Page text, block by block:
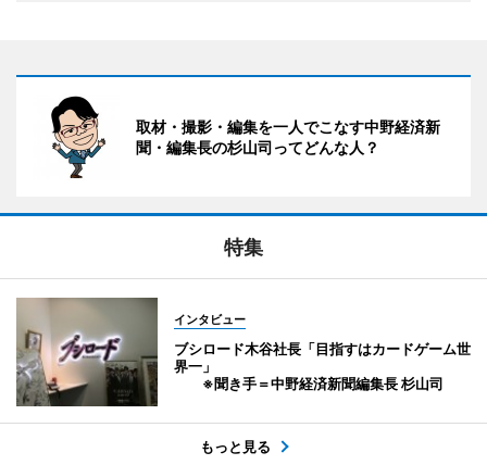
取材・撮影・編集を一人でこなす中野経済新
聞・編集長の杉山司ってどんな人？
特集
インタビュー
ブシロード木谷社長「目指すはカードゲーム世
界一」
※聞き手＝中野経済新聞編集長 杉山司
もっと見る